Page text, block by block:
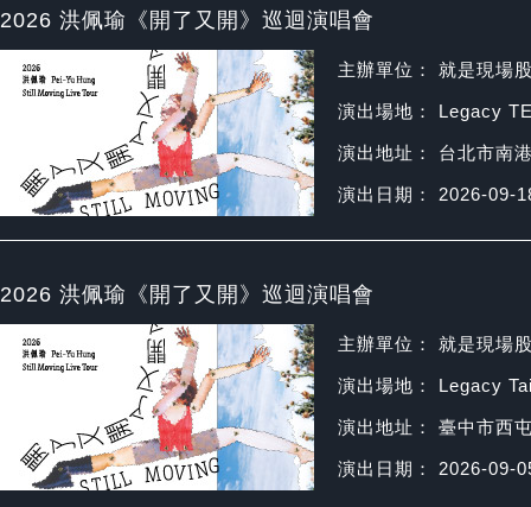
2026 洪佩瑜《開了又開》巡迴演唱會
主辦單位： 就是現場
演出場地： Legacy
演出地址： 台北市南
演出日期： 2026-09-
2026 洪佩瑜《開了又開》巡迴演唱會
主辦單位： 就是現場
演出場地： Legacy
演出地址： 臺中市西
演出日期： 2026-09-